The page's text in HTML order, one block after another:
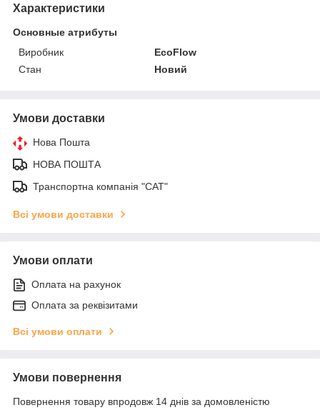
Характеристики
Основные атрибуты
Виробник
EcoFlow
Стан
Новий
Умови доставки
Нова Пошта
НОВА ПОШТА
Транспортна компанія "САТ"
Всі умови доставки
Умови оплати
Оплата на рахунок
Оплата за реквізитами
Всі умови оплати
Умови повернення
Повернення товару впродовж 14 днів за домовленістю